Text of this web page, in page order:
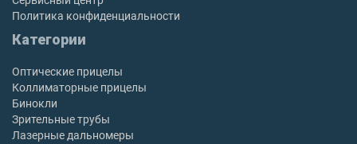
Политика конфиденциальности
Категории
Оптические прицелы
Коллиматорные прицелы
Бинокли
Зрительные трубы
Лазерные дальномеры